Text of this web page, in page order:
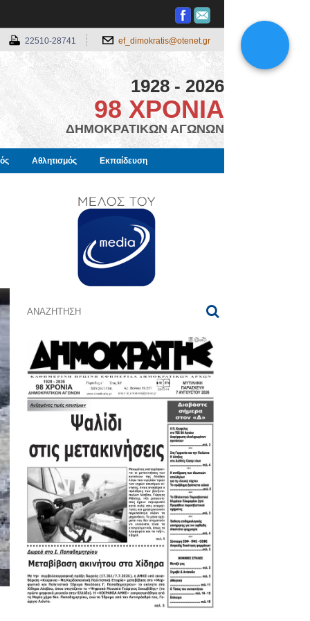
22510-28741 ef_dimokratis@otenet.gr
1928 - 2026
98 ΧΡΟΝΙΑ
ΔΗΜΟΚΡΑΤΙΚΩΝ ΑΓΩΝΩΝ
Αθλητισμός Εκπαίδευση